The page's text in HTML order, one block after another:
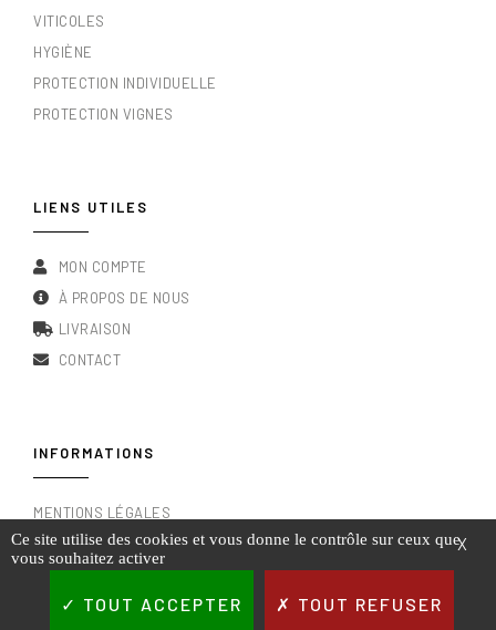
VITICOLES
HYGIÈNE
PROTECTION INDIVIDUELLE
PROTECTION VIGNES
LIENS UTILES
MON COMPTE
À PROPOS DE NOUS
LIVRAISON
CONTACT
INFORMATIONS
MENTIONS LÉGALES
CONDITIONS GÉNÉRALES DE VENTE
RGPD & POLITIQUE DE CONFIDENTIALITÉ
X
Ce site utilise des cookies et vous donne le contrôle sur ceux que
vous souhaitez activer
TOUT ACCEPTER TOUT REFUSER